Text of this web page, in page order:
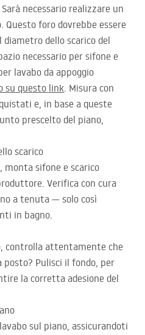
necessario realizzare un
Questo foro dovrebbe essere
dello scarico del
necessario per sifone e
lavabo da appoggio
su questo link. Misura con
e, in base a queste
prescelto del piano,
scarico
monta sifone e scarico
Verifica con cura
a tenuta — solo così
in bagno.
controlla attentamente che
Pulisci il fondo, per
la corretta adesione del
sul piano, assicurandoti